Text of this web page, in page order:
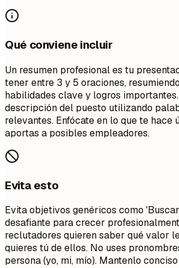
Qué conviene incluir
Un resumen profesional es tu
tener entre 3 y 5 oraciones,
habilidades clave y logros
descripción del puesto utilizando
relevantes. Enfócate en lo que te hace
aportas a posibles empleadores.
Evita esto
Evita objetivos genéricos como
desafiante para crecer
reclutadores quieren saber qué valor
quieres tú de ellos. No uses
persona (yo, mi, mío). Mantenlo